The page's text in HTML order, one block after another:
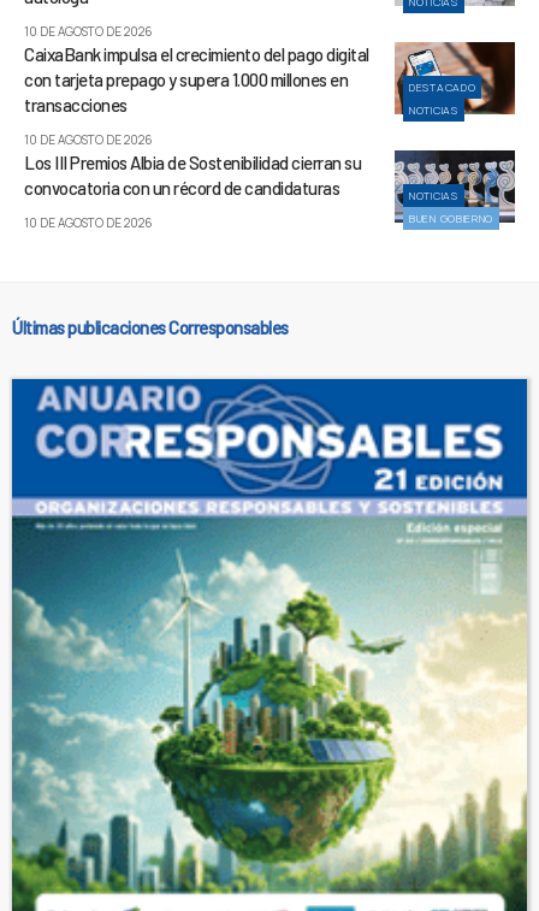
10 DE AGOSTO DE 2026
DESTACADO
NOTICIAS
CaixaBank impulsa el crecimiento del pago digital
con tarjeta prepago y supera 1.000 millones en
transacciones
10 DE AGOSTO DE 2026
NOTICIAS
BUEN GOBIERNO
Los III Premios Albia de Sostenibilidad cierran su
convocatoria con un récord de candidaturas
10 DE AGOSTO DE 2026
Últimas publicaciones Corresponsables